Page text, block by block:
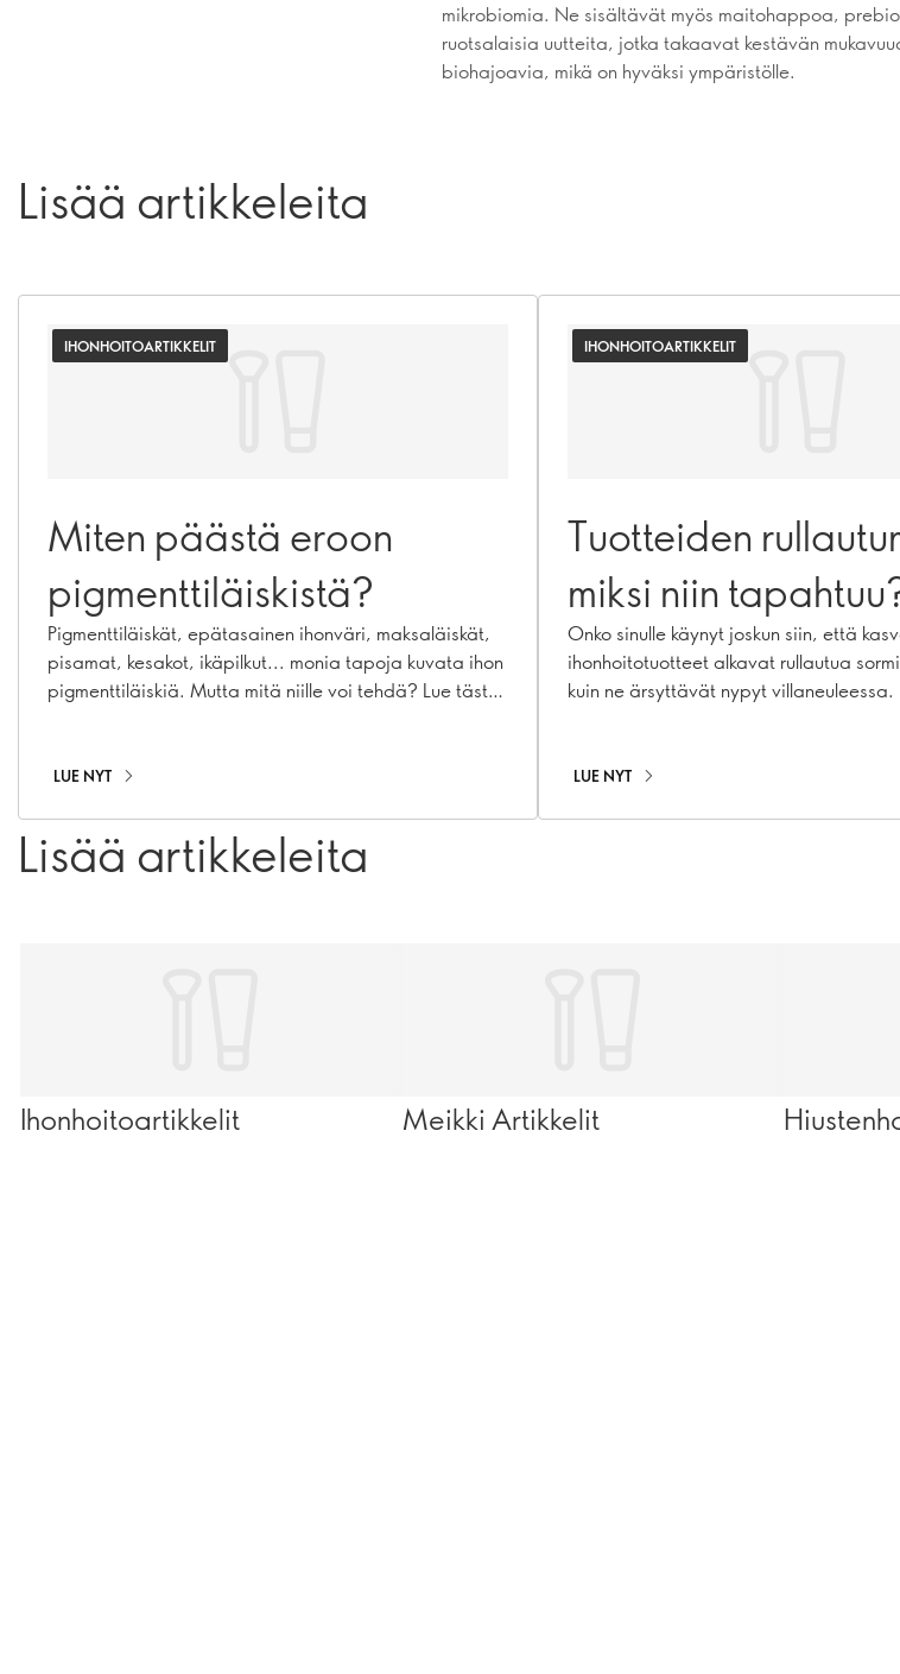
mikrobiomia. Ne sisältävät myös maitohappoa,
ruotsalaisia uutteita, jotka takaavat kestävän
biohajoavia, mikä on hyväksi ympäristölle.
Lisää artikkeleita
IHONHOITOARTIKKELIT
Miten päästä eroon
pigmenttiläiskistä?
Pigmenttiläiskät, epätasainen ihonväri, maksaläiskät,
pisamat, kesakot, ikäpilkut... monia tapoja kuvata ihon
pigmenttiläiskiä. Mutta mitä niille voi tehdä? Lue tästä
LUE NYT
IHONHOITOARTIKKELIT
Tuotteiden
miksi niin
Onko sinulle käynyt joskun siin, että
ihonhoitotuotteet alkavat rullautua
kuin ne ärsyttävät nypyt villaneuleessa.
LUE NYT
Lisää artikkeleita
Ihonhoitoartikkelit Meikki Artikkelit